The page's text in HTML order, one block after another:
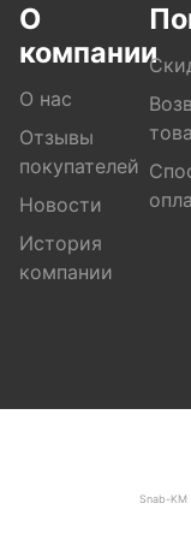
О
компании
О нас
Отзывы
покупателей
Новости
История
компании
Snab-KM